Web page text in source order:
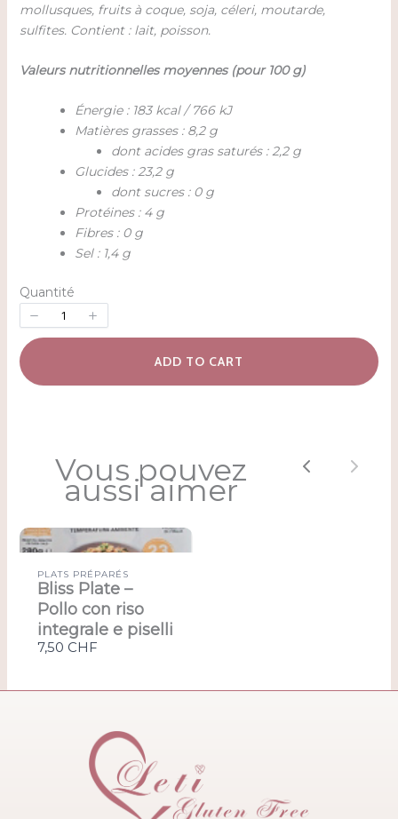
mollusques, fruits à coque, soja, céleri, moutarde,
sulfites. Contient : lait, poisson.
Valeurs nutritionnelles moyennes (pour 100 g)
Énergie : 183 kcal / 766 kJ
Matières grasses : 8,2 g
dont acides gras saturés : 2,2 g
Glucides : 23,2 g
dont sucres : 0 g
Protéines : 4 g
Fibres : 0 g
Sel : 1,4 g
Quantité
ADD TO CART
Vous pouvez
aussi aimer Previous
Next
PLATS PRÉPARÉS
Bliss Plate –
Pollo con riso
integrale e piselli
7,50 CHF